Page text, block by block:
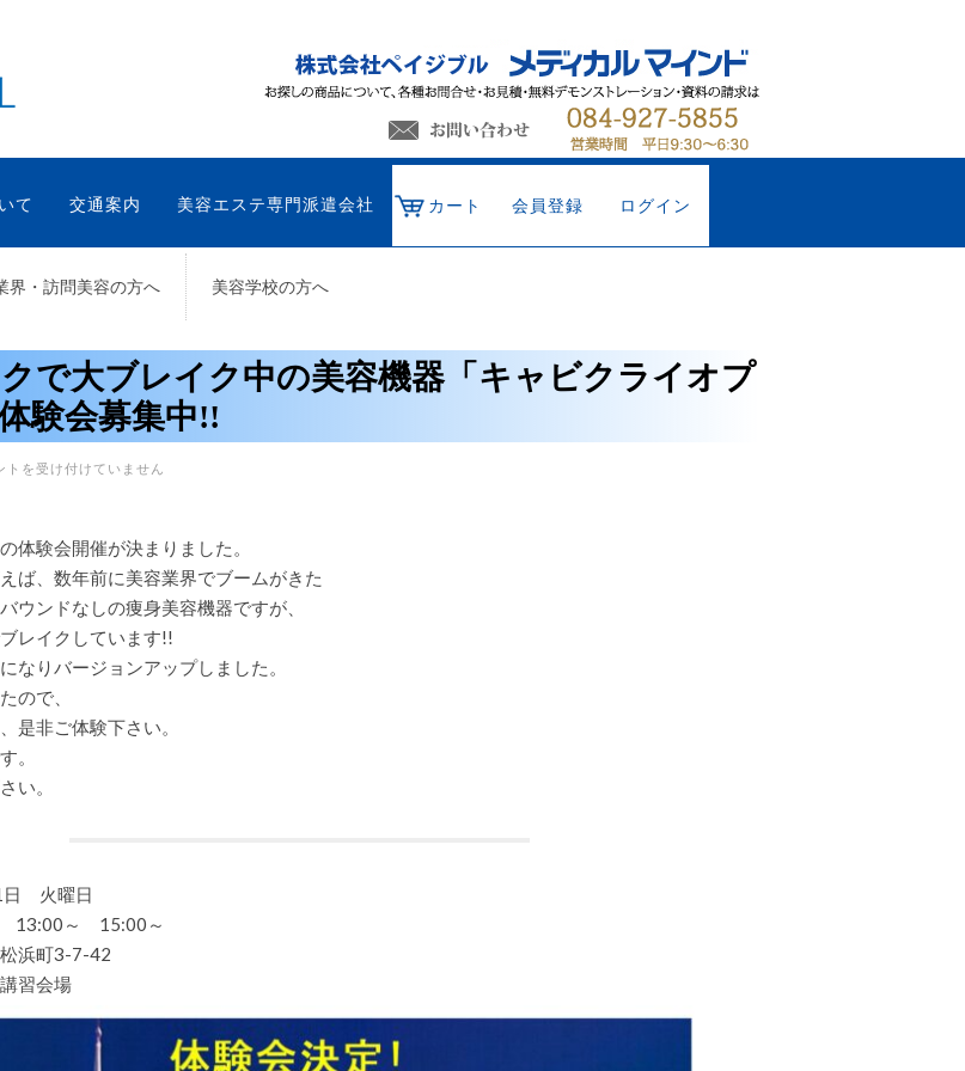
て 交通案内 美容エステ専門派遣会社 カート 会員登録 ログイン
界・訪問美容の方へ 美容学校の方へ
で大ブレイク中の美容機器「キャビクライオプ
験会募集中!!
トを受け付けていません
体験会開催が決まりました。
ば、数年前に美容業界でブームがきた
ウンドなしの痩身美容機器ですが、
レイクしています!!
なりバージョンアップしました。
ので、
是非ご体験下さい。
。
い。
火曜日
13:00～ 15:00～
浜町3-7-42
習会場